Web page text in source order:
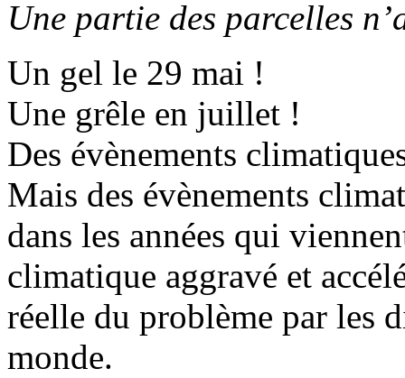
Une partie des parcelles
Un gel le 29 mai !
Une grêle en juillet !
Des évènements
Mais des évènements
dans les années qui
climatique aggravé et
réelle du problème par les
monde.